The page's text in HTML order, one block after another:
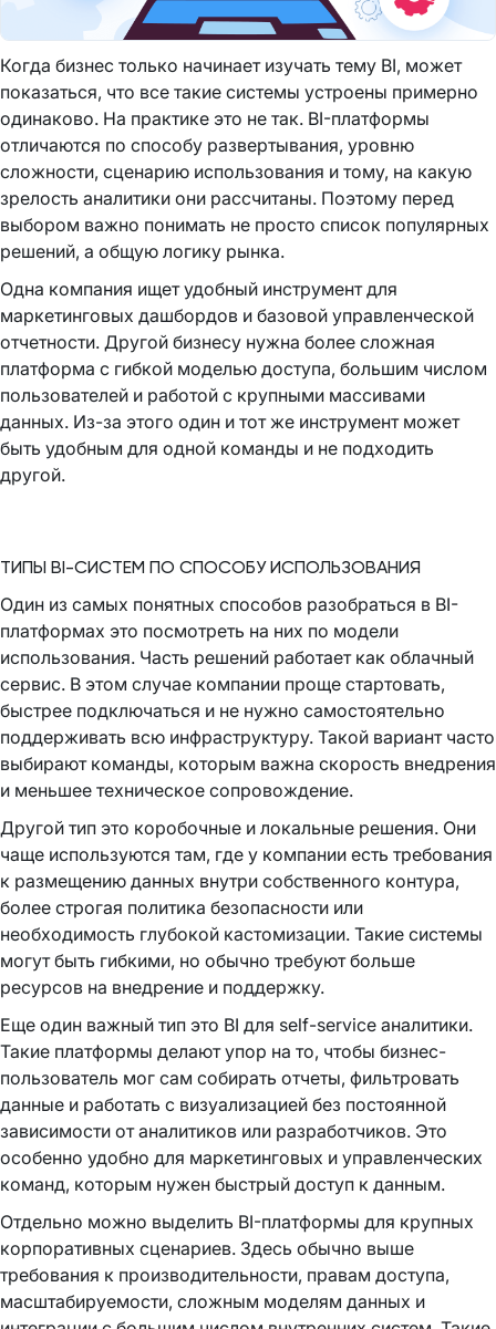
Когда бизнес только начинает изучать тему BI, может
показаться, что все такие системы устроены примерно
одинаково. На практике это не так. BI-платформы
отличаются по способу развертывания, уровню
сложности, сценарию использования и тому, на какую
зрелость аналитики они рассчитаны. Поэтому перед
выбором важно понимать не просто список популярных
решений, а общую логику рынка.
Одна компания ищет удобный инструмент для
маркетинговых дашбордов и базовой управленческой
отчетности. Другой бизнесу нужна более сложная
платформа с гибкой моделью доступа, большим числом
пользователей и работой с крупными массивами
данных. Из-за этого один и тот же инструмент может
быть удобным для одной команды и не подходить
другой.
ТИПЫ BI-СИСТЕМ ПО СПОСОБУ ИСПОЛЬЗОВАНИЯ
Один из самых понятных способов разобраться в BI-
платформах это посмотреть на них по модели
использования. Часть решений работает как облачный
сервис. В этом случае компании проще стартовать,
быстрее подключаться и не нужно самостоятельно
поддерживать всю инфраструктуру. Такой вариант часто
выбирают команды, которым важна скорость внедрения
и меньшее техническое сопровождение.
Другой тип это коробочные и локальные решения. Они
чаще используются там, где у компании есть требования
к размещению данных внутри собственного контура,
более строгая политика безопасности или
необходимость глубокой кастомизации. Такие системы
могут быть гибкими, но обычно требуют больше
ресурсов на внедрение и поддержку.
Еще один важный тип это BI для self-service аналитики.
Такие платформы делают упор на то, чтобы бизнес-
пользователь мог сам собирать отчеты, фильтровать
данные и работать с визуализацией без постоянной
зависимости от аналитиков или разработчиков. Это
особенно удобно для маркетинговых и управленческих
команд, которым нужен быстрый доступ к данным.
Отдельно можно выделить BI-платформы для крупных
корпоративных сценариев. Здесь обычно выше
требования к производительности, правам доступа,
масштабируемости, сложным моделям данных и